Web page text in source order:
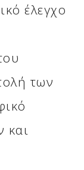
έλεγχο
των
και